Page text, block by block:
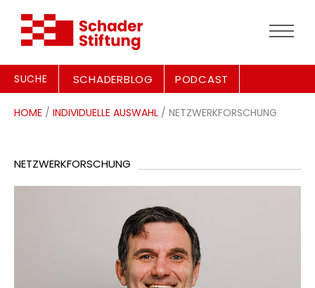
SUCHE SCHADERBLOG PODCAST
HOME / INDIVIDUELLE AUSWAHL / NETZWERKFORSCHUNG
NETZWERKFORSCHUNG